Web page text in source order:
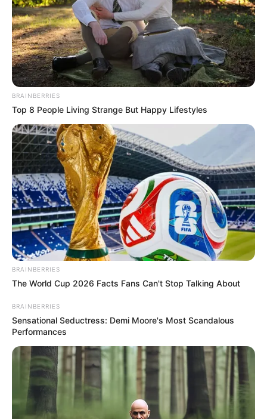
Vége! Eltörlik az óraátállítást, itt a friss
bejelentés!Téli időszámítás lesz az állandó
Ukrajna eltörölte az óraátállítást – 2025-től állandó
lesz a téli időszámítás
Kijev, 2025. szeptember – Az ukrán parlament
BRAINBERRIES
Top 8 People Living Strange But Happy Lifestyles
BRAINBERRIES
The World Cup 2026 Facts Fans Can't Stop Talking About
BRAINBERRIES
Sensational Seductress: Demi Moore's Most Scandalous
Performances